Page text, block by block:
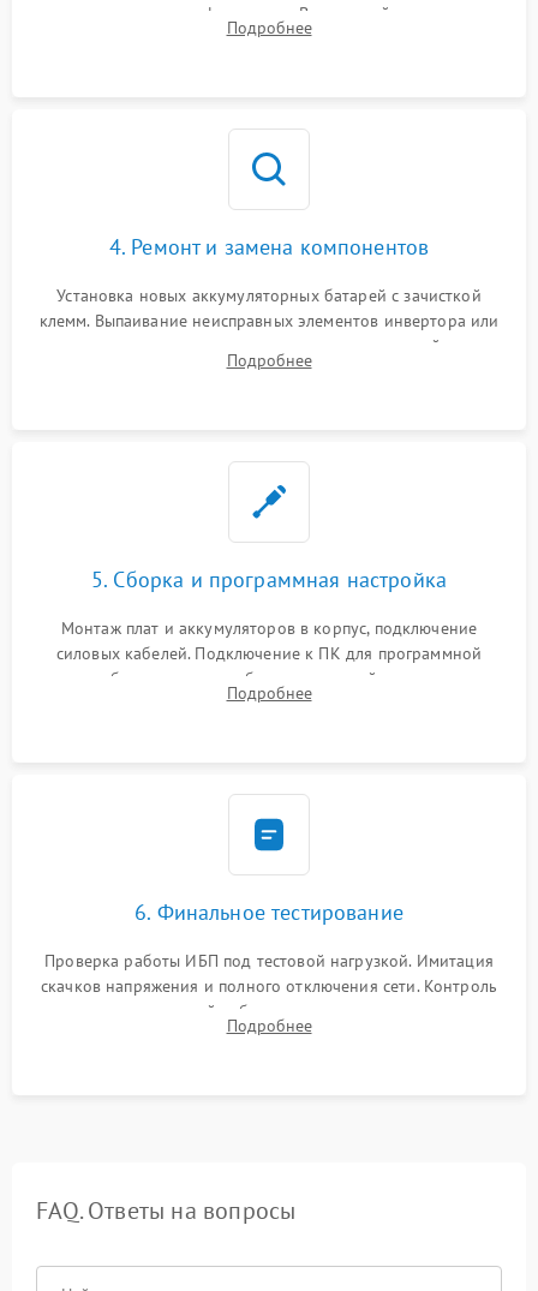
переключения и трансформатора. Визуальный поиск вздутых
конденсаторов и прогаров на печатной плате.
Подробнее
4. Ремонт и замена компонентов
Установка новых аккумуляторных батарей с зачисткой
клемм. Выпаивание неисправных элементов инвертора или
цепи зарядки и монтаж новых радиодеталей.
Восстановление поврежденных токоведущих дорожек и
Подробнее
5. Сборка и программная настройка
Монтаж плат и аккумуляторов в корпус, подключение
силовых кабелей. Подключение к ПК для программной
калибровки констант батареи, настройки порогов
срабатывания AVR и сброса счетчиков старения АКБ.
Подробнее
6. Финальное тестирование
Проверка работы ИБП под тестовой нагрузкой. Имитация
скачков напряжения и полного отключения сети. Контроль
времени автономной работы, температурного режима и
корректности формы выходного сигнала.
Подробнее
FAQ. Ответы на вопросы